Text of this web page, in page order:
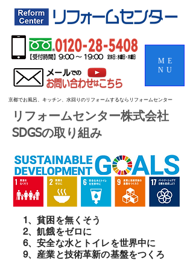
ME
NU
京都でお風呂、キッチン、水回りのリフォームするならリフォームセンター
リフォームセンター株式会社
SDGSの取り組み
1、貧困を無くそう
2、飢餓をゼロに
6、安全な水とトイレを世界中に
9、産業と技術革新の基盤をつくろ